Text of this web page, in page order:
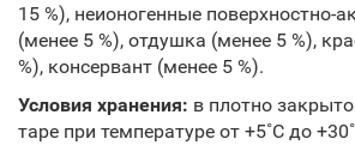
15 %), неионогенные поверхностно-
(менее 5 %), отдушка (менее 5 %),
%), консервант (менее 5 %).
Условия хранения: в плотно
таре при температуре от +5˚С до